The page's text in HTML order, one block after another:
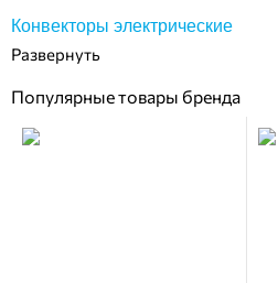
Конвекторы электрические
Популярные товары бренда